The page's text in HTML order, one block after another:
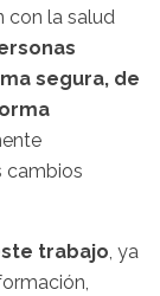
con la salud
segura, de
cambios
trabajo, ya